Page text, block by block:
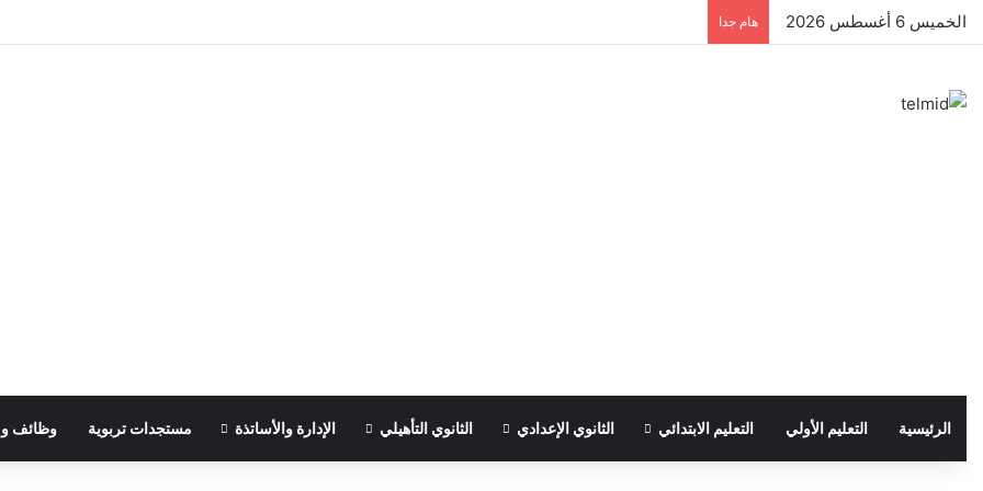
الخميس 6 أغسطس 2026 هام جدا
الرئيسية التعليم الأولي التعليم الابتدائي الثانوي الإعدادي الثانوي التأهيلي الإدارة والأساتذة مستجدات تربوية وظائف و